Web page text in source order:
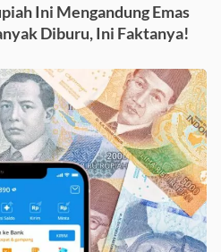
Ini Mengandung Emas
Diburu, Ini Faktanya!